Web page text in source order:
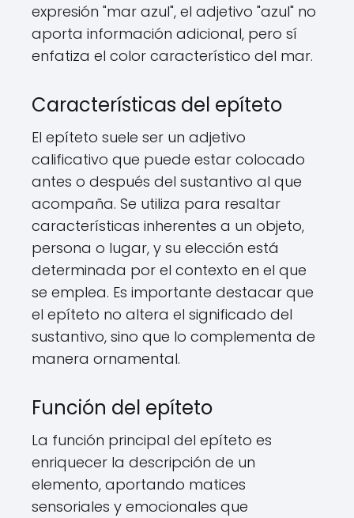
expresión "mar azul", el adjetivo "azul" no
aporta información adicional, pero sí
enfatiza el color característico del mar.
Características del epíteto
El epíteto suele ser un adjetivo
calificativo que puede estar colocado
antes o después del sustantivo al que
acompaña. Se utiliza para resaltar
características inherentes a un objeto,
persona o lugar, y su elección está
determinada por el contexto en el que
se emplea. Es importante destacar que
el epíteto no altera el significado del
sustantivo, sino que lo complementa de
manera ornamental.
Función del epíteto
La función principal del epíteto es
enriquecer la descripción de un
elemento, aportando matices
sensoriales y emocionales que